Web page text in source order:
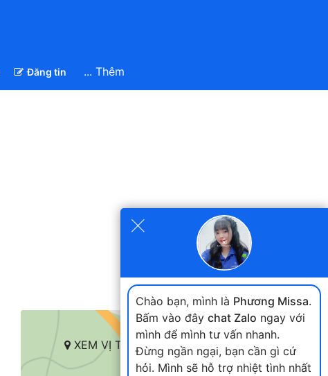
Đăng tin ... Thêm
XEM VỊ TRÍ TRÊN BẢN ĐỒ
×
Chào bạn, mình là Phương Missa.
Bấm vào đây chat Zalo ngay với
mình để mình tư vấn nhanh.
Đừng ngần ngại, bạn cần gì cứ
hỏi. Mình sẽ hỗ trợ nhiệt tình nhất